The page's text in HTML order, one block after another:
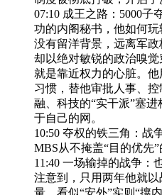
07:10 成王之路：5000子
功的内阁秘书，他如何
没有留洋背景，远离军
却以绝对敏锐的政治嗅觉
就是靠近权力的心脏。
习惯，替他审批人事、
融、科技的“实干派”塞
于自己的网。
10:50 夺权的铁三角：战
MBS从不掩盖“目的优先”
11:40 一场输掉的战争：
注意到，只用两年他就